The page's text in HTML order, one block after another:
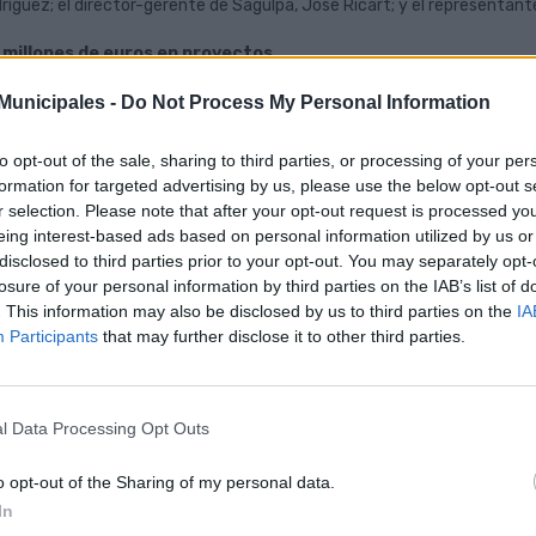
- Do Not Process My Personal Information
opt-out of the sale, sharing to third parties, or processing of your
for targeted advertising by us, please use the below opt-out
selection. Please note that after your opt-out request is processed
interest-based ads based on personal information utilized by us
to third parties prior to your opt-out. You may separately
of your personal information by third parties on the IAB’s list of
This information may also be disclosed by us to third parties on the
Participants that may further disclose it to other third parties.
Data Processing Opt Outs
opt-out of the Sharing of my personal data.
el director-gerente de Sagulpa, José Ricart; y el
millones de euros en proyectos
europeo Civitas Destinations, que ha aportado 2,7
ha fomentado en los últimos cuatro años la
que ayudan a lograr objetivos trazados por el Plan de
de la MetroGuagua; el desarrollo del sistema público de
100% eléctrico y tres híbridos para la flota de Guaguas
labor de seguimiento y análisis se considera fundamental para
claro que las personas somos el centro de la ecuación.
sostenible y amable. Fidelizar no solo es una intención, es
los últimos años, con el inestimable impulso del programa
carriles bici y más uso del transporte público”, enumera
el programa europeo también se han integrado las necesidades
de mercancías y herramientas de planificación,
, destaca la tarjeta Live, un abono que
fijo en las líneas regulares de la empresa municipal de
de fidelización GuaWay es una de las últimas iniciativas puestas